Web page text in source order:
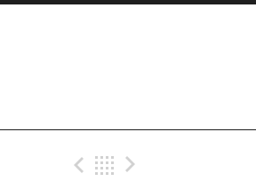
Previous Gig
Back